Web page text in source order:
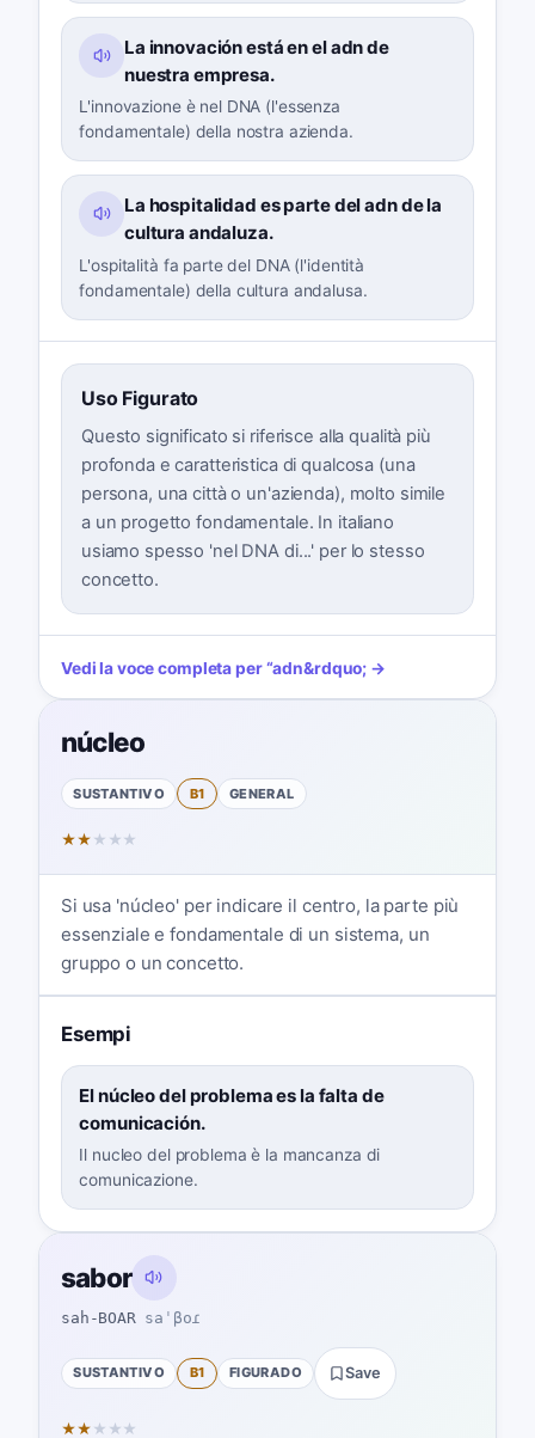
La innovación está en el adn de
nuestra empresa.
L'innovazione è nel DNA (l'essenza
fondamentale) della nostra azienda.
La hospitalidad es parte del adn de la
cultura andaluza.
L'ospitalità fa parte del DNA (l'identità
fondamentale) della cultura andalusa.
Uso Figurato
Questo significato si riferisce alla qualità più
profonda e caratteristica di qualcosa (una
persona, una città o un'azienda), molto simile
a un progetto fondamentale. In italiano
usiamo spesso 'nel DNA di...' per lo stesso
concetto.
Vedi la voce completa per“adn&rdquo; →
núcleo
SUSTANTIVO B1 GENERAL
★★ ★ ★ ★
Si usa 'núcleo' per indicare il centro, la parte più
essenziale e fondamentale di un sistema, un
gruppo o un concetto.
Esempi
El núcleo del problema es la falta de
comunicación.
Il nucleo del problema è la mancanza di
comunicazione.
sabor
sah-BOAR saˈβoɾ
SUSTANTIVO B1 FIGURADO Save
★★ ★ ★ ★